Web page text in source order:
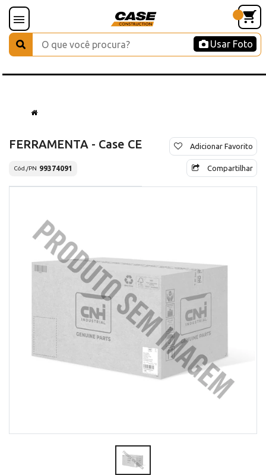
Usar Foto
FERRAMENTA - Case CE
Cód./PN 99374091
Adicionar Favorito
Compartilhar